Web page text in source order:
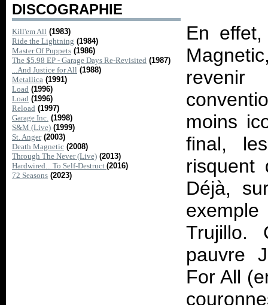
DISCOGRAPHIE
Kill'em All (1983)
Ride the Lightning (1984)
Master Of Puppets (1986)
The $5.98 EP - Garage Days Re-Revisited (1987)
...And Justice for All (1988)
Metallica (1991)
Load (1996)
Load (1996)
Reload (1997)
Garage Inc. (1998)
S&M (Live) (1999)
St. Anger (2003)
Death Magnetic (2008)
Through The Never (Live) (2013)
Hardwired... To Self-Destruct (2016)
72 Seasons (2023)
En
Magnetic
moins
final,
risquent
Déjà,
Trujillo.
pauvre
For All